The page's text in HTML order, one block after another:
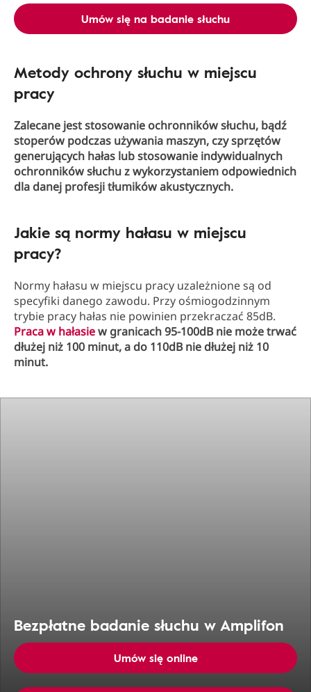
Umów się na badanie słuchu
Metody ochrony słuchu w miejscu
pracy
Zalecane jest stosowanie ochronników słuchu, bądź
stoperów podczas używania maszyn, czy sprzętów
generujących hałas lub stosowanie indywidualnych
ochronników słuchu z wykorzystaniem odpowiednich
dla danej profesji tłumików akustycznych.
Jakie są normy hałasu w miejscu
pracy?
Normy hałasu w miejscu pracy uzależnione są od
specyfiki danego zawodu. Przy ośmiogodzinnym
trybie pracy hałas nie powinien przekraczać 85dB.
Praca w hałasiew granicach 95-100dB nie może trwać
dłużej niż 100 minut, a do 110dB nie dłużej niż 10
minut.
Bezpłatne badanie słuchu w Amplifon
Umów się online